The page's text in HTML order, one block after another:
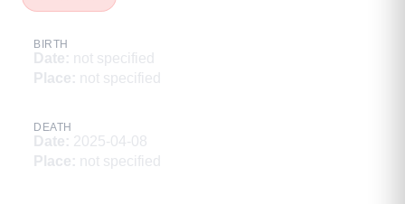
BIRTH
Date: not specified
Place: not specified
DEATH
Date: 2025-04-08
Place: not specified